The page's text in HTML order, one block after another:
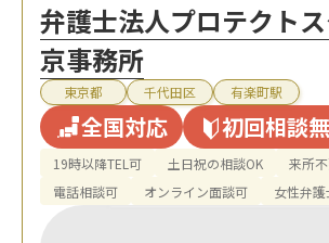
弁護士法人プロテクト
京事務所
東京都 千代田区 有楽町駅
全国対応 初回相談
19時以降TEL可 土日祝の相談OK
来所
電話相談可
オンライン面談可 女性弁